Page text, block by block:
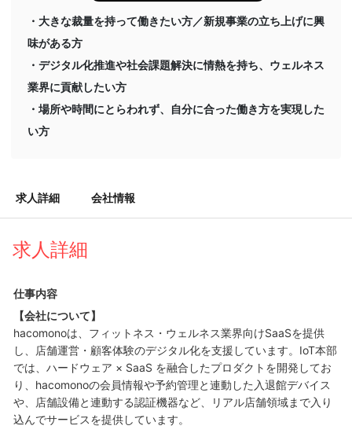
・大きな裁量を持って働きたい方／新規事業の立ち上げに興
味がある方
・デジタル化推進や社会課題解決に情熱を持ち、ウェルネス
業界に貢献したい方
・場所や時間にとらわれず、自分に合った働き方を実現した
い方
求人詳細 会社情報
求人詳細
仕事内容
【会社について】
hacomonoは、フィットネス・ウェルネス業界向けSaaSを提供
し、店舗運営・顧客体験のデジタル化を支援しています。IoT本部
では、ハードウェア × SaaS を融合したプロダクトを開発してお
り、hacomonoの会員情報や予約管理と連動した入退館デバイス
や、店舗設備と連動する認証機器など、リアル店舗領域まで入り
込んでサービスを提供しています。